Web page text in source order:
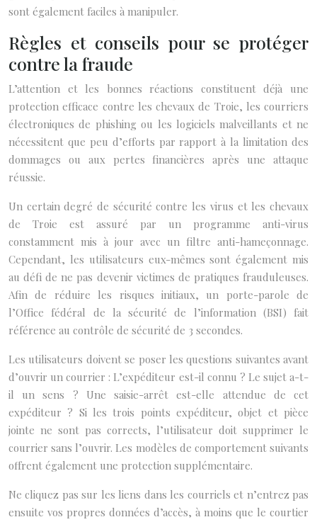
sont également faciles à manipuler.
Règles et conseils pour se protéger
contre la fraude
L’attention et les bonnes réactions constituent déjà une
protection efficace contre les chevaux de Troie, les courriers
électroniques de phishing ou les logiciels malveillants et ne
nécessitent que peu d’efforts par rapport à la limitation des
dommages ou aux pertes financières après une attaque
réussie.
Un certain degré de sécurité contre les virus et les chevaux
de Troie est assuré par un programme anti-virus
constamment mis à jour avec un filtre anti-hameçonnage.
Cependant, les utilisateurs eux-mêmes sont également mis
au défi de ne pas devenir victimes de pratiques frauduleuses.
Afin de réduire les risques initiaux, un porte-parole de
l’Office fédéral de la sécurité de l’information (BSI) fait
référence au contrôle de sécurité de 3 secondes.
Les utilisateurs doivent se poser les questions suivantes avant
d’ouvrir un courrier : L’expéditeur est-il connu ? Le sujet a-t-
il un sens ? Une saisie-arrêt est-elle attendue de cet
expéditeur ? Si les trois points expéditeur, objet et pièce
jointe ne sont pas corrects, l’utilisateur doit supprimer le
courrier sans l’ouvrir. Les modèles de comportement suivants
offrent également une protection supplémentaire.
Ne cliquez pas sur les liens dans les courriels et n’entrez pas
ensuite vos propres données d’accès, à moins que le courtier